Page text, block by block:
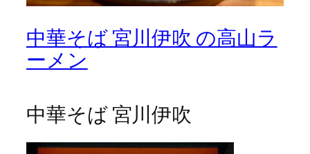
中華そば 宮川伊吹 の高山ラ
ーメン
中華そば 宮川伊吹